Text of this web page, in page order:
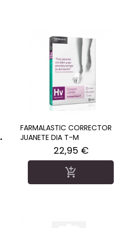
FARMALASTIC CORRECTOR
JUANETE DIA T-M
Precio
22,95 €
